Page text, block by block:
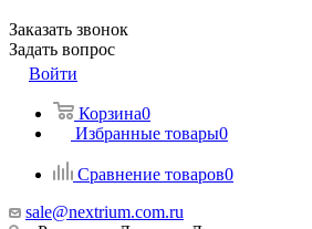
Заказать звонок
Задать вопрос
Войти
Корзина0
Избранные товары0
Сравнение товаров0
sale@nextrium.com.ru